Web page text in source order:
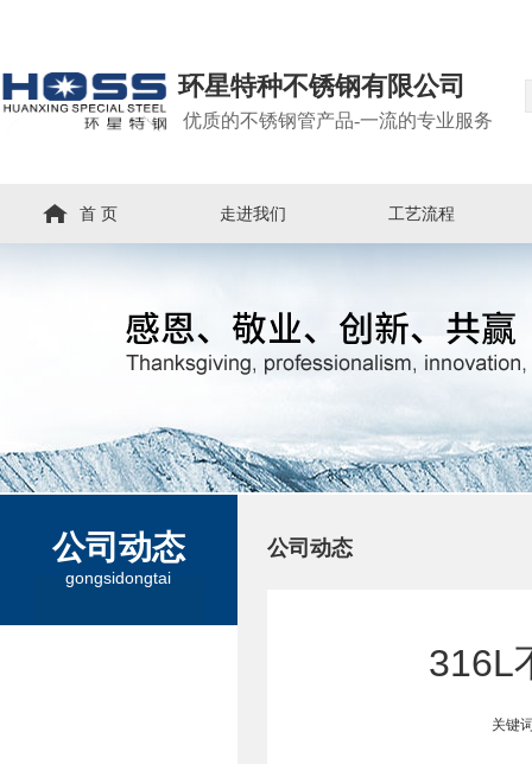
环星特种不锈钢有限公司
优质的不锈钢管产品-一流的专业服务
首 页 走进我们 工艺流程
公司动态
gongsidongtai
公司动态
316L
关键